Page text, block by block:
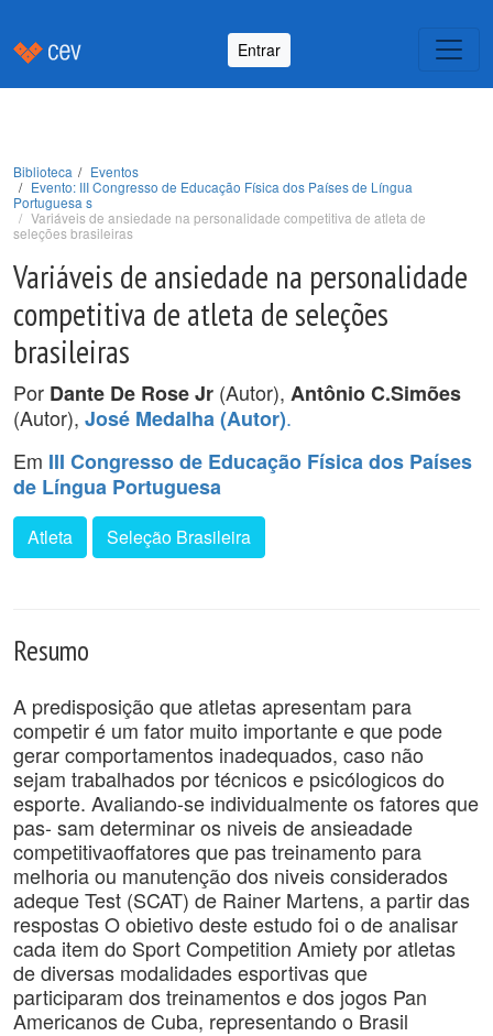
Entrar
Biblioteca
Eventos
Evento: III Congresso de Educação Física dos Países de Língua
Portuguesa s
Variáveis de ansiedade na personalidade competitiva de atleta de
seleções brasileiras
Variáveis de ansiedade na personalidade
competitiva de atleta de seleções
brasileiras
Por Dante De Rose Jr (Autor), Antônio C.Simões
(Autor), José Medalha (Autor).
Em III Congresso de Educação Física dos Países
de Língua Portuguesa
Atleta Seleção Brasileira
Resumo
A predisposição que atletas apresentam para
competir é um fator muito importante e que pode
gerar comportamentos inadequados, caso não
sejam trabalhados por técnicos e psicólogicos do
esporte. Avaliando-se individualmente os fatores que
pas- sam determinar os niveis de ansieadade
competitivaoffatores que pas treinamento para
melhoria ou manutenção dos niveis considerados
adeque Test (SCAT) de Rainer Martens, a partir das
respostas O obietivo deste estudo foi o de analisar
cada item do Sport Competition Amiety por atletas
de diversas modalidades esportivas que
participaram dos treinamentos e dos jogos Pan
Americanos de Cuba, representando o Brasil